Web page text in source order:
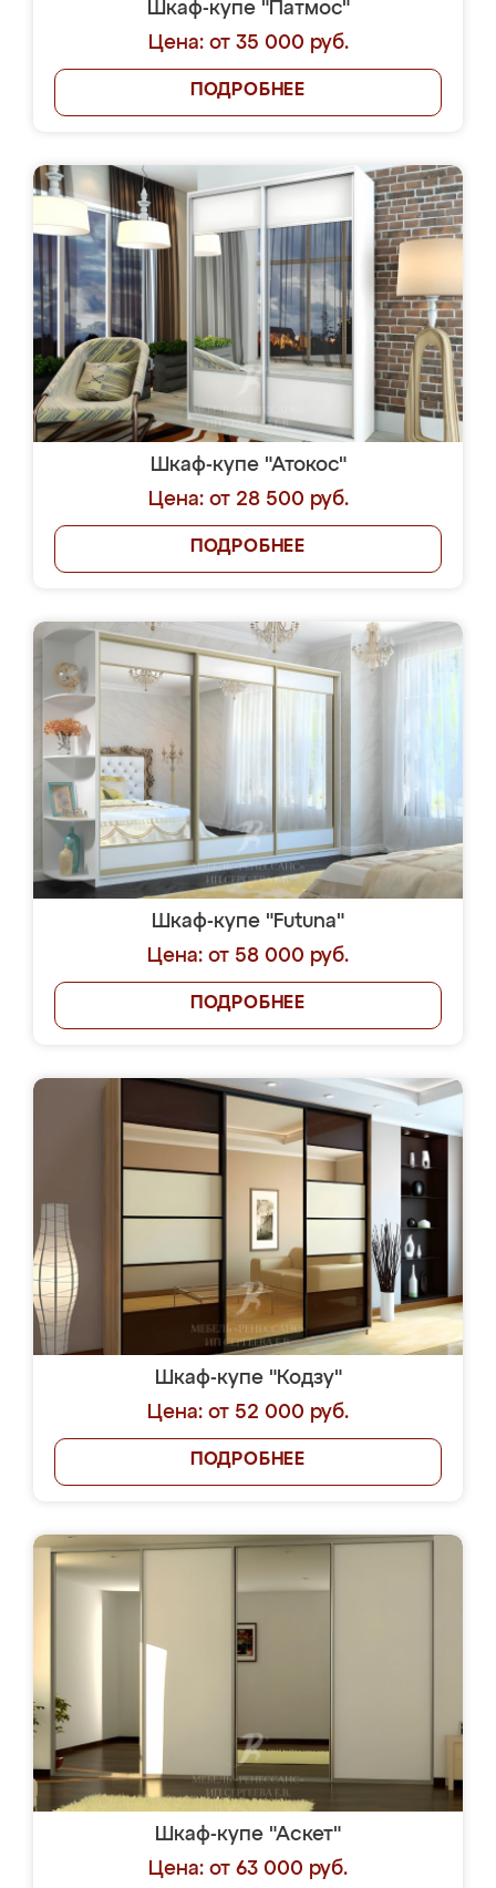
Шкаф-купе "Патмос"
Цена: от 35 000 руб.
ПОДРОБНЕЕ
Шкаф-купе "Атокос"
Цена: от 28 500 руб.
ПОДРОБНЕЕ
Шкаф-купе "Futuna"
Цена: от 58 000 руб.
ПОДРОБНЕЕ
Шкаф-купе "Кодзу"
Цена: от 52 000 руб.
ПОДРОБНЕЕ
Шкаф-купе "Аскет"
Цена: от 63 000 руб.